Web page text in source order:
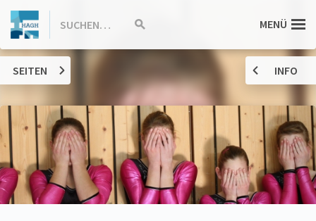
INHALT
Hannah-
Arendt-
Gymnasium
Haßloch
SUCHEN…
Suche
MENÜ
SEITEN INFO